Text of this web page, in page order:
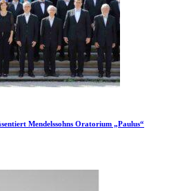
Mendelssohns Oratorium „Paulus“